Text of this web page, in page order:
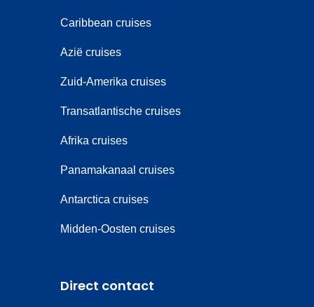
Caribbean cruises
Azië cruises
Zuid-Amerika cruises
Transatlantische cruises
Afrika cruises
Panamakanaal cruises
Antarctica cruises
Midden-Oosten cruises
Direct contact